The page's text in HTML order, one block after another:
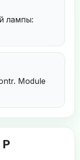
лампы:
Module